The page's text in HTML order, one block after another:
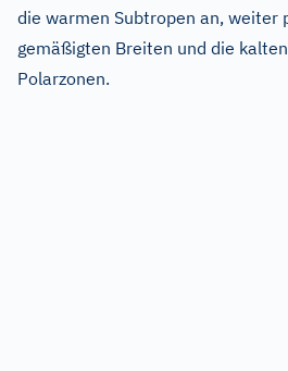
die warmen Subtropen an, weiter
gemäßigten Breiten und die
Polarzonen.